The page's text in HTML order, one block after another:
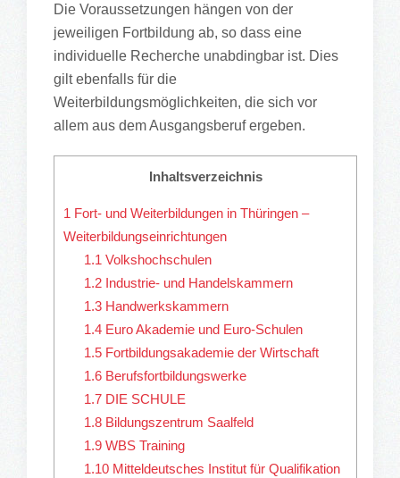
Die Voraussetzungen hängen von der
jeweiligen Fortbildung ab, so dass eine
individuelle Recherche unabdingbar ist. Dies
gilt ebenfalls für die
Weiterbildungsmöglichkeiten, die sich vor
allem aus dem Ausgangsberuf ergeben.
Inhaltsverzeichnis
1 Fort- und Weiterbildungen in Thüringen –
Weiterbildungseinrichtungen
1.1 Volkshochschulen
1.2Industrie- und Handelskammern
1.3Handwerkskammern
1.4Euro Akademie und Euro-Schulen
1.5Fortbildungsakademie der Wirtschaft
1.6Berufsfortbildungswerke
1.7DIE SCHULE
1.8Bildungszentrum Saalfeld
1.9WBS Training
1.10Mitteldeutsches Institut für Qualifikation